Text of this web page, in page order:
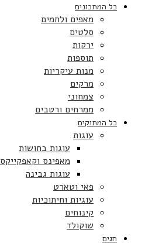
כל המתכונים
מאפים ולחמים
סלטים
ירקות
תוספות
מנות עיקריות
מרקים
צמחוני
ממרחים ורטבים
כל המתוקים
עוגות
עוגות בחושות
מאפינס וקאפקייקס
עוגות גבינה
פאי וטארט
עוגיות וחיתוכיות
קינוחים
שוקולד
חגים